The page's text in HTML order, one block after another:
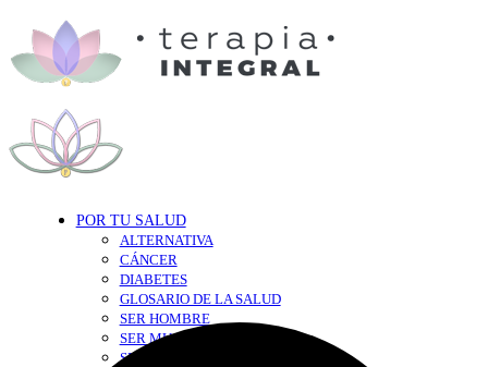
POR TU SALUD
ALTERNATIVA
CÁNCER
DIABETES
GLOSARIO DE LA SALUD
SER HOMBRE
SER MUJER
SEXY-SALUD